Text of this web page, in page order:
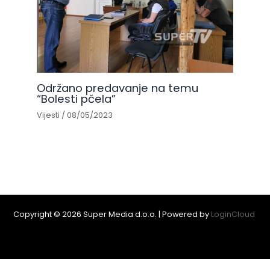
Održano predavanje na temu
“Bolesti pčela”
Vijesti /08/05/2023
Copyright © 2026 Super Media d.o.o. | Powered by LoginCloud